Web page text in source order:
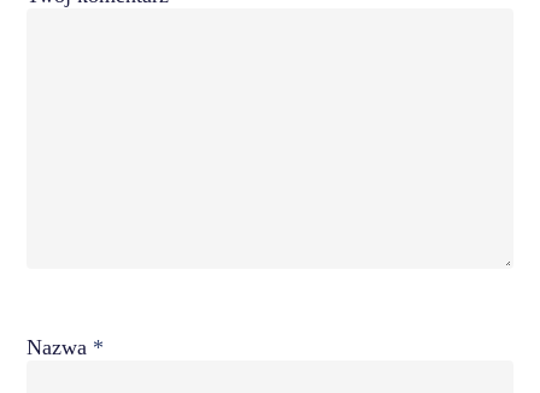
Nazwa *